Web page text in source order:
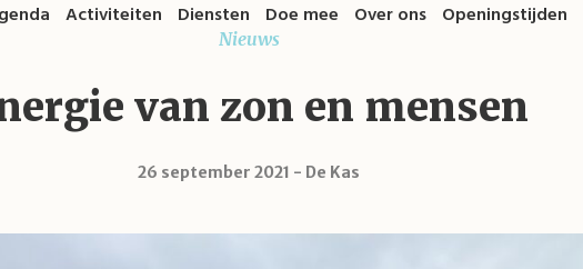
Activiteiten Diensten Doe mee Over ons Openingstijden
Nieuws
van zon en mensen
26 september 2021 De Kas